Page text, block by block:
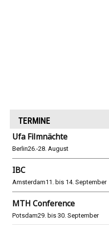
TERMINE
Ufa Filmnächte
Berlin26.-28. August
IBC
Amsterdam11. bis 14. September
MTH Conference
Potsdam29. bis 30. September